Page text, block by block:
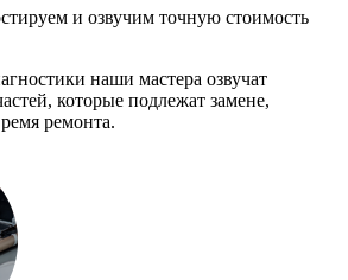
и озвучим точную стоимость
наши мастера озвучат
которые подлежат замене,
ремонта.